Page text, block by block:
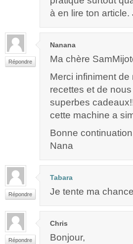
à en lire ton
Répondre
Nanana
Ma chère
Merci infiniment
recettes et de
superbes
cette machine a
Bonne
Nana
Répondre
Tabara
Je tente ma
Répondre
Chris
Bonjour,